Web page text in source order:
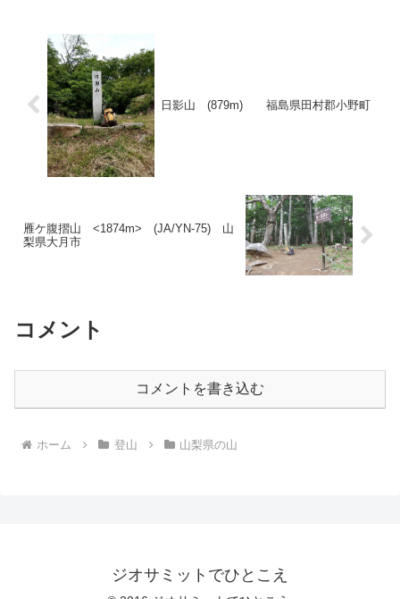
日影山 (879m) 福島県田村郡小野町
雁ケ腹摺山 <1874m> (JA/YN-75) 山
梨県大月市
コメント
コメントを書き込む
ホーム 登山 山梨県の山
ジオサミットでひとこえ